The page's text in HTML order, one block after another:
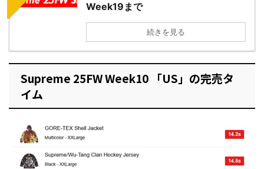
Week19まで
続きを見る
Supreme 25FW Week10 「US」の完売タ
イム